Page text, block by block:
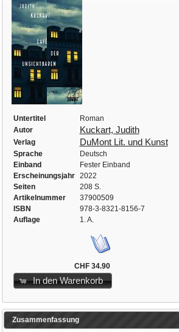
Untertitel
Roman
Autor
Kuckart, Judith
Verlag DuMont Lit. und Kunst
Sprache
Deutsch
Einband
Fester Einband
Erscheinungsjahr
2022
Seiten
208 S.
Artikelnummer
37900509
ISBN
978-3-8321-8156-7
Auflage
1. A.
CHF 34.90
In den Warenkorb
Zusammenfassung